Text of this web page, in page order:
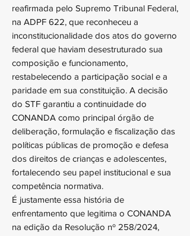
reafirmada pelo Supremo Tribunal Federal,
na ADPF 622, que reconheceu a
inconstitucionalidade dos atos do governo
federal que haviam desestruturado sua
composição e funcionamento,
restabelecendo a participação social e a
paridade em sua constituição. A decisão
do STF garantiu a continuidade do
CONANDA como principal órgão de
deliberação, formulação e fiscalização das
políticas públicas de promoção e defesa
dos direitos de crianças e adolescentes,
fortalecendo seu papel institucional e sua
competência normativa.
É justamente essa história de
enfrentamento que legitima o CONANDA
na edição da Resolução nº 258/2024,